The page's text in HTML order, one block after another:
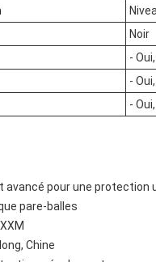
Noir
-
-
-
avancé pour une protection
pare-balles
Chine